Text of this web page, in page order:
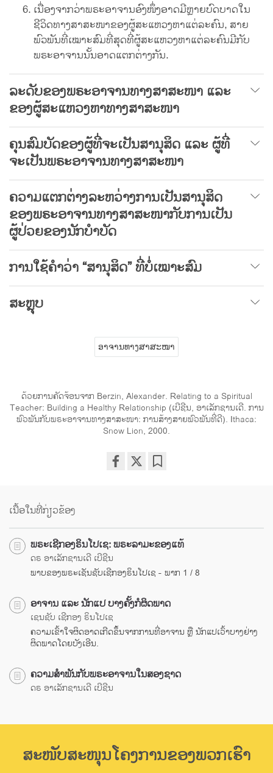
ເນື່ອງຈາກວ່າພຣະອາຈານອົງໜຶ່ງອາດມີຫຼາຍບົດບາດໃນ
ຊີວິດທາງສາສະໜາຂອງຜູ້ສະແຫວງຫາແຕ່ລະຄົນ, ສາຍ
ພົວພັນທີ່ເໝາະສົມທີ່ສຸດທີ່ຜູ້ສະແຫວງຫາແຕ່ລະຄົນມີກັບ
ພຣະອາຈານນັ້ນອາດແຕກຕ່າງກັນ.
ລະດັບຂອງພຣະອາຈານທາງສາສະໜາ ແລະ
ຂອງຜູ້ສະແຫວງຫາທາງສາສະໜາ
ຄຸນສົມບັດຂອງຜູ້ທີ່ຈະເປັນສານຸສິດ ແລະ ຜູ້ທີ່
ຈະເປັນພຣະອາຈານທາງສາສະໜາ
ຄວາມແຕກຕ່າງລະຫວ່າງການເປັນສານຸສິດ
ຂອງພຣະອາຈານທາງສາສະໜາກັບການເປັນ
ຜູ້ປ່ວຍຂອງນັກບຳບັດ
ການໃຊ້ຄຳວ່າ “ສານຸສິດ” ທີ່ບໍ່ເໝາະສົມ
ສະຫຼຸບ
ອາຈານທາງສາສະໜາ
ດ້ວຍການຄັດຈ້ອນຈາກ Berzin, Alexander. Relating to a Spiritual
Teacher: Building a Healthy Relationship (ເບີຊີນ, ອາເລັກຊານເດີ. ການ
ພົວພັນກັບພຣະອາຈານທາງສາສະໜາ: ການສ້າງສາຍພົວພັນທີ່ດີ). Ithaca:
Snow Lion, 2000.
ເນື້ອໃນທີ່ກ່ຽວຂ້ອງ
ພຣະເຊີກອງຣິນໂປເຊ: ພຣະລາມະຂອງແທ້
ດຣ ອາເລັກຊານເດີ ເບີຊີນ
ພາບຂອງພຣະເຊັນຊັບເຊີກອງຣິນໂປເຊ - ພາກ 1 / 8
ອາຈານ ແລະ ນັກແປ ບາງຄັ້ງກໍຜິດພາດ
ເຊນຊັບ ເຊີກອງ ຣິນໂປເຊ
ຄວາມເຂົ້າໃຈຜິດອາດເກີດຂຶ້ນຈາກການທີ່ອາຈານ ຫຼື ນັກແປເວົ້າບາງຢ່າງ
ຜິດພາດໂດຍບັງເອີນ.
ຄວາມສຳພັນກັບພຣະອາຈານໃນສອງຊາດ
ດຣ ອາເລັກຊານເດີ ເບີຊີນ
ສະໜັບສະໜຸນໂຄງການຂອງພວກເຮົາ